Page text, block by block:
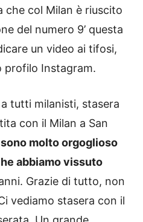
che col Milan è riuscito
del numero 9’ questa
un video ai tifosi,
profilo Instagram.
tutti milanisti, stasera
con il Milan a San
sono molto orgoglioso
abbiamo vissuto
Grazie di tutto, non
vediamo stasera con il